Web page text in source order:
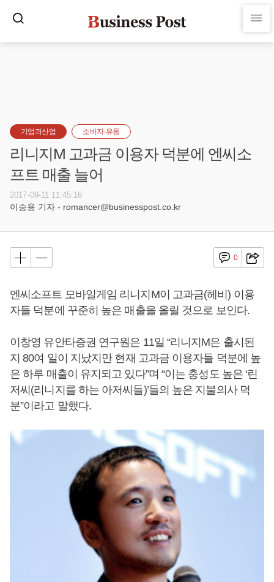
기업과산업 소비자·유통
리니지M 고과금 이용자 덕분에 엔씨소
프트 매출 늘어
2017-09-11 11:45:16
이승용 기자 - romancer@businesspost.co.kr
0
엔씨소프트 모바일게임 리니지M이 고과금(헤비) 이용
자들 덕분에 꾸준히 높은 매출을 올릴 것으로 보인다.
이창영 유안타증권 연구원은 11일 “리니지M은 출시된
지 80여 일이 지났지만 현재 고과금 이용자들 덕분에 높
은 하루 매출이 유지되고 있다”며 “이는 충성도 높은 ‘린
저씨(리니지를 하는 아저씨들)’들의 높은 지불의사 덕
분”이라고 말했다.